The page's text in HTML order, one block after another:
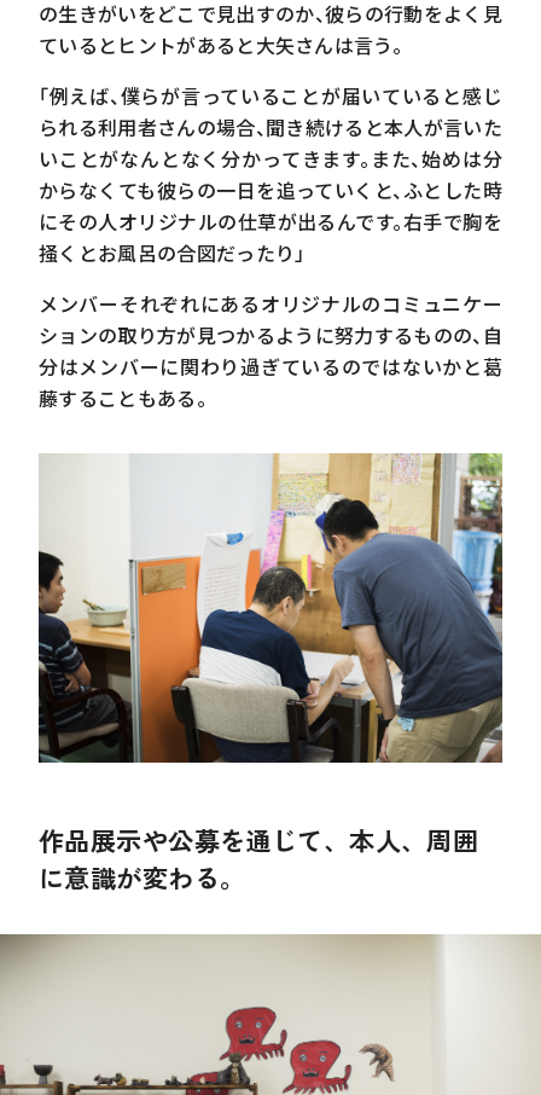
作品展示や公募を通じて、本人、周囲に意識が変わる。
の生きがいをどこで見出すのか、彼らの行動をよく見
ているとヒントがあると大矢さんは言う。
「例えば、僕らが言っていることが届いていると感じ
られる利用者さんの場合、聞き続けると本人が言いた
いことがなんとなく分かってきます。また、始めは分
からなくても彼らの一日を追っていくと、ふとした時
にその人オリジナルの仕草が出るんです。右手で胸を
掻くとお風呂の合図だったり」
メンバーそれぞれにあるオリジナルのコミュニケー
ションの取り方が見つかるように努力するものの、自
分はメンバーに関わり過ぎているのではないかと葛
藤することもある。
作品展示や公募を通じて、本人、周囲
に意識が変わる。